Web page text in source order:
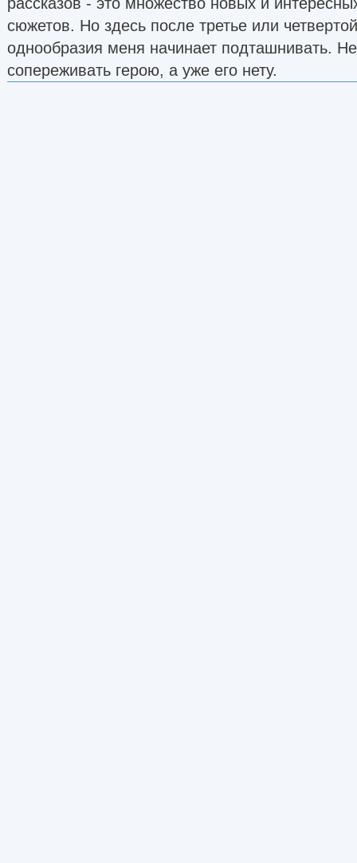
сюжетов. Но здесь после третье или
однообразия меня начинает подташнивать.
сопереживать герою, а уже его нету.